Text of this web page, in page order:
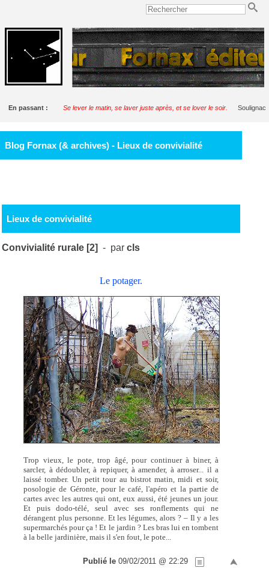
En passant : Se lever le matin, se laver juste après, et se lover le soir. Soulignac
Blog Fornax (& archives) - Lieux de convivialité
Lieux de convivialité
Convivialité rurale [2] - parcls
Le potager.
Trop vieux, le pote, trop âgé, pour continuer à biner, à
sarcler, à dédoubler, à repiquer, à amender, à arroser... il a
laissé tomber. Un petit tour au bistrot matin, midi et soir,
posologie de Géronte, pour le café, l'apéro et la partie de
cartes avec les autres qui ont, eux aussi, été jeunes un jour.
Et puis dodo-télé, seul avec ses ronflements qui ne
dérangent plus personne. Et les légumes, alors ? – Il y a les
supermarchés pour ça ! Et le jardin ? Les bras lui en tombent
à la belle jardinière, mais il s'en fout, le pote...
Publié le 09/02/2011 @ 22:29